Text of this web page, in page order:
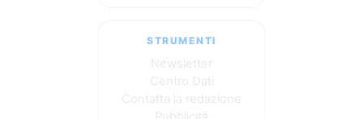
STRUMENTI
Newsletter
Centro Dati
Contatta la redazione